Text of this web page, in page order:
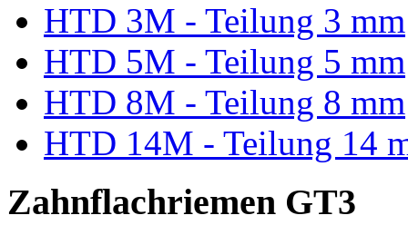
HTD 3M - Teilung 3 mm
HTD 5M - Teilung 5 mm
HTD 8M - Teilung 8 mm
HTD 14M - Teilung 14
Zahnflachriemen GT3